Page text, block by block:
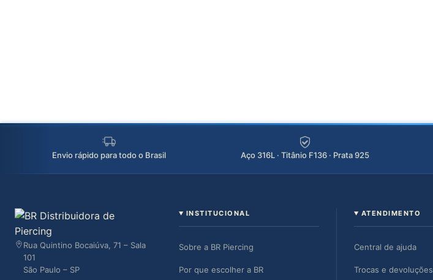
Envio rápido para todo o Brasil Aço 316L · Titânio F136 · Prata 925
Rua Quintino Bocaiúva, 71 – Sala
101
São Paulo – SP
INSTITUCIONAL
Sobre a BR Piercing
Por que escolher a BR
ATENDIMENTO
Central de ajuda
Trocas e devoluções